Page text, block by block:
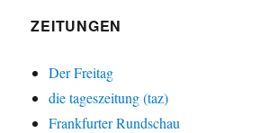
ZEITUNGEN
Der Freitag
die tageszeitung (taz)
Frankfurter Rundschau